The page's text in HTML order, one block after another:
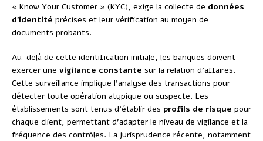
« Know Your Customer » (KYC), exige la collecte de données
d’identité précises et leur vérification au moyen de
documents probants.
Au-delà de cette identification initiale, les banques doivent
exercer une vigilance constante sur la relation d’affaires.
Cette surveillance implique l’analyse des transactions pour
détecter toute opération atypique ou suspecte. Les
établissements sont tenus d’établir des profils de risque pour
chaque client, permettant d’adapter le niveau de vigilance et la
fréquence des contrôles. La jurisprudence récente, notamment